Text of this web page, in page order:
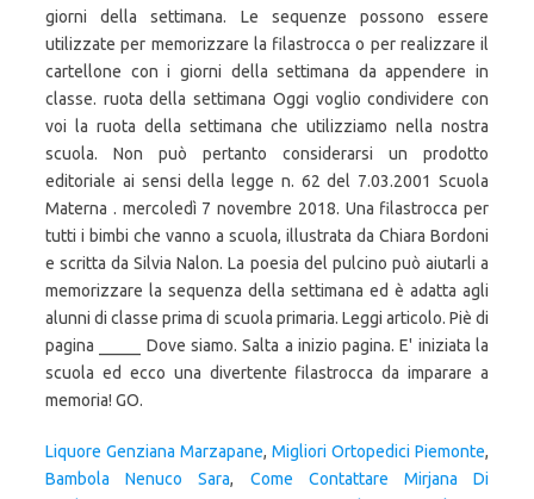
giorni della settimana. Le sequenze possono essere
utilizzate per memorizzare la filastrocca o per realizzare il
cartellone con i giorni della settimana da appendere in
classe. ruota della settimana Oggi voglio condividere con
voi la ruota della settimana che utilizziamo nella nostra
scuola. Non può pertanto considerarsi un prodotto
editoriale ai sensi della legge n. 62 del 7.03.2001 Scuola
Materna . mercoledì 7 novembre 2018. Una filastrocca per
tutti i bimbi che vanno a scuola, illustrata da Chiara Bordoni
e scritta da Silvia Nalon. La poesia del pulcino può aiutarli a
memorizzare la sequenza della settimana ed è adatta agli
alunni di classe prima di scuola primaria. Leggi articolo. Piè di
pagina _____ Dove siamo. Salta a inizio pagina. E' iniziata la
scuola ed ecco una divertente filastrocca da imparare a
memoria! GO.
Liquore Genziana Marzapane, Migliori Ortopedici Piemonte,
Bambola Nenuco Sara, Come Contattare Mirjana Di